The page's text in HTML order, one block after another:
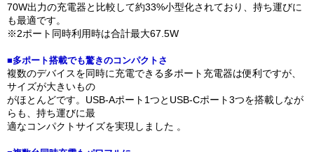
70W出⼒の充電器と⽐較して約33%⼩型化されており、持ち運びに
も最適です。
※2ポート同時利⽤時は合計最⼤67.5W
■多ポート搭載でも驚きのコンパクトさ
複数のデバイスを同時に充電できる多ポート充電器は便利ですが、
サイズが⼤きいもの
がほとんどです。USB-Aポート1つとUSB-Cポート3つを搭載しなが
らも、持ち運びに最
適なコンパクトサイズを実現しました 。